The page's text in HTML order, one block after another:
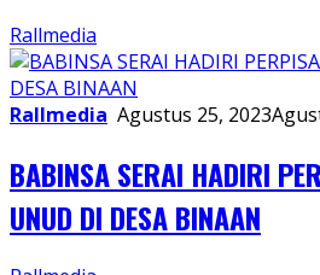
Rallmedia
Rallmedia Agustus 25, 2023
BABINSA SERAI HADIRI
UNUD DI DESA BINAAN